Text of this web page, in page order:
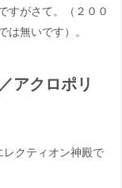
すがさて。（２００
は無いです）。
アクロポリ
レクティオン神殿で